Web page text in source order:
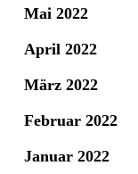
Mai 2022
April 2022
März 2022
Februar 2022
Januar 2022